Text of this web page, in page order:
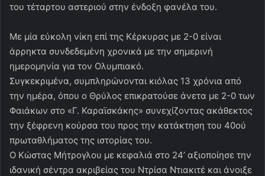
του τέταρτου αστεριού στην ένδοξη φανέλα του.
Με μία εύκολη νίκη επί της Κέρκυρας με 2-0 είναι
άρρηκτα συνδεδεμένη χρονικά με την σημερινή
ημερομηνία για τον Ολυμπιακό.
Συγκεκριμένα, συμπληρώνονται κιόλας 13 χρόνια από
την ημέρα, όπου ο Θρύλος επικρατούσε άνετα με 2-0 των
Φαιάκων στο «Γ. Καραϊσκάκης» συνεχίζοντας ακάθεκτος
την ξέφρενη κούρσα του προς την κατάκτηση του 40ού
πρωταθλήματος της ιστορίας του.
Ο Κώστας Μήτρογλου με κεφαλιά στο 24’ αξιοποίησε την
ιδανική σέντρα ακριβείας του Ντρίσα Ντιακιτέ και άνοιξε